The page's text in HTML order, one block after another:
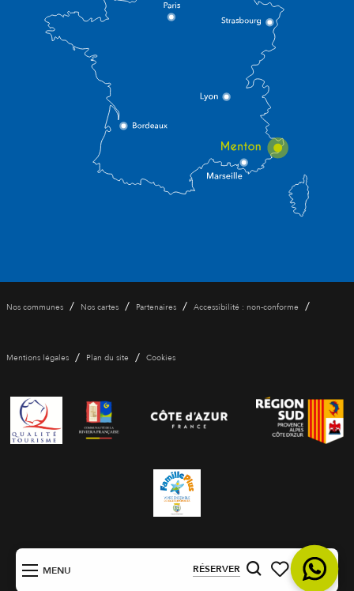
MENU RÉSERVER FR
Nos communes / Nos cartes / Partenaires / Accessibilité : non-conforme /
Mentions légales / Plan du site / Cookies